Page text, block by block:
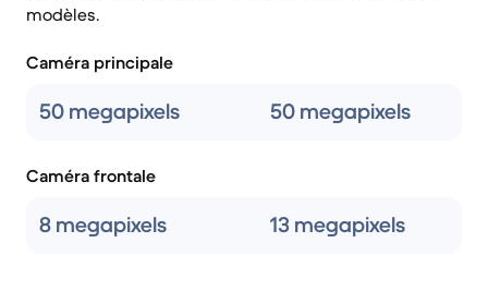
modèles.
Caméra principale
50 megapixels 50 megapixels
Caméra frontale
8 megapixels 13 megapixels